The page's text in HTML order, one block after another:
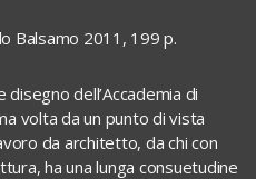
Balsamo 2011, 199 p.
dell’Accademia di
volta da un punto di vista
da architetto, da chi con
ha una lunga consuetudine